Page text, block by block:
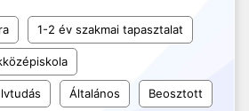
1-2 év szakmai tapasztalat
Általános Beosztott